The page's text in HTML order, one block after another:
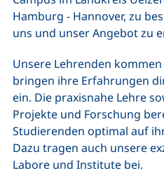
Hamburg - Hannover, zu
uns und unser Angebot zu
Unsere Lehrenden
bringen ihre Erfahrungen
ein. Die praxisnahe Lehre
Projekte und Forschung
Studierenden optimal auf
Dazu tragen auch unsere
Labore und Institute bei.